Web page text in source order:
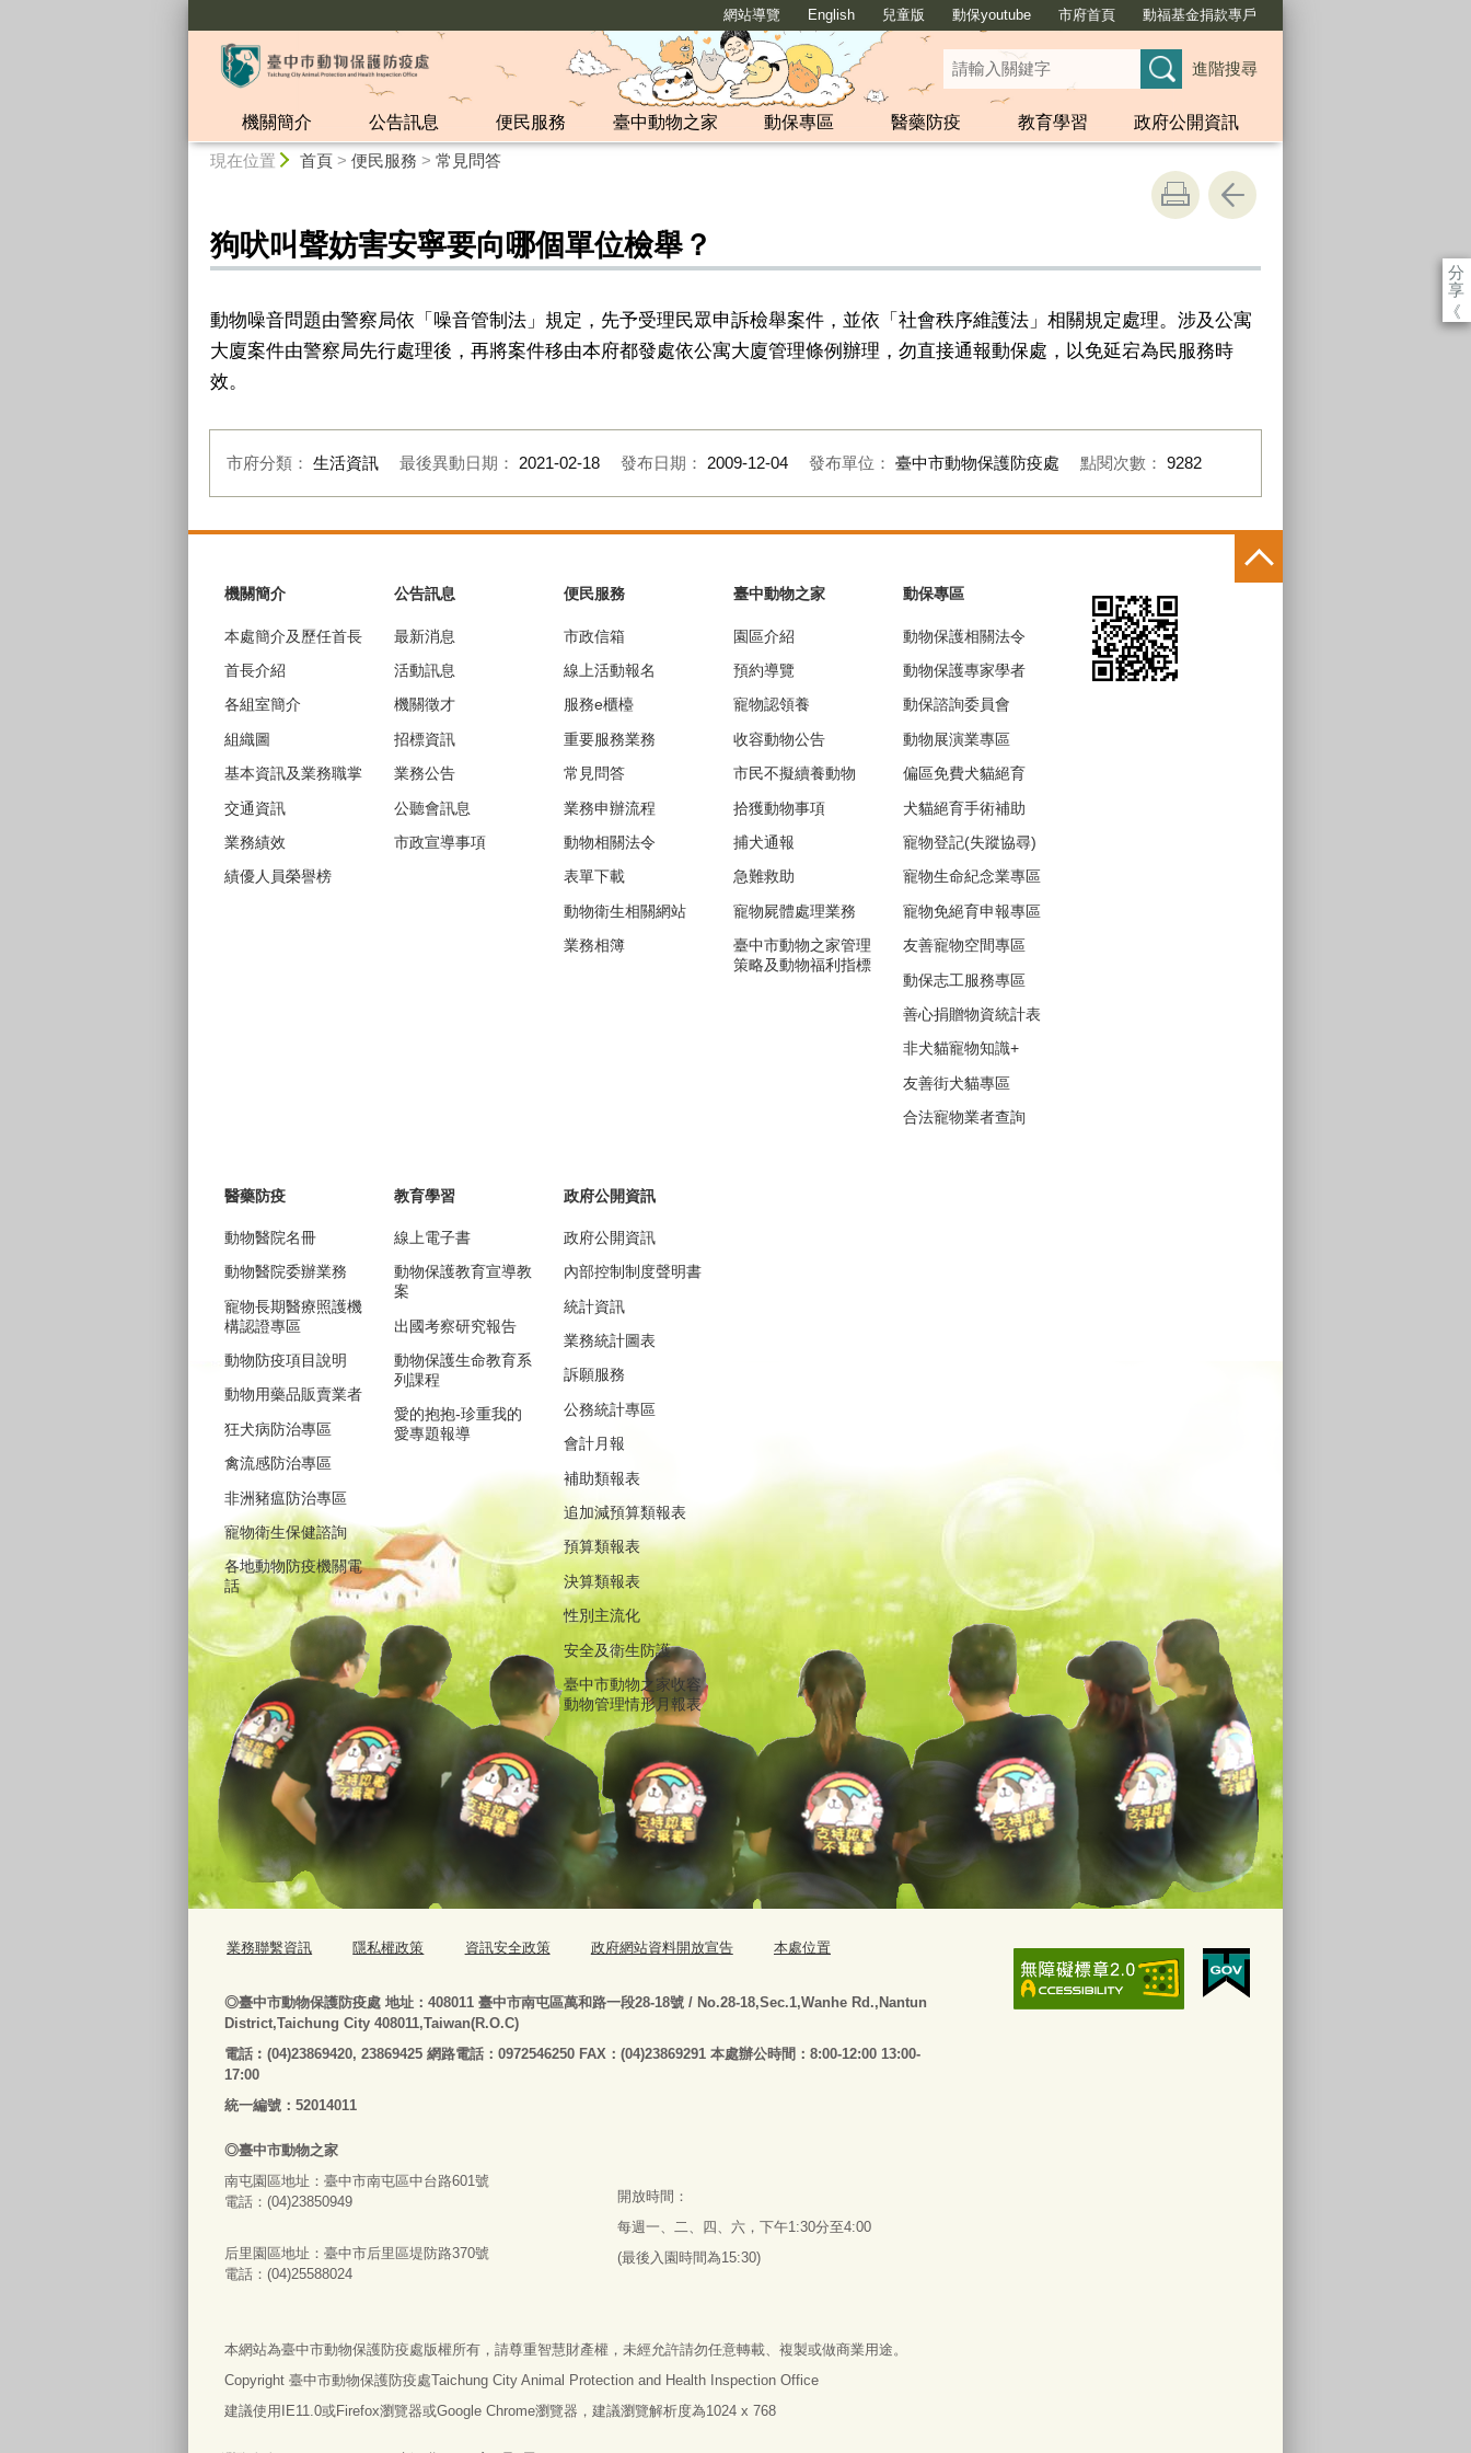
網站導覽 English 兒童版 動保youtube 市府首頁 動福基金捐款專戶
進階搜尋
機關簡介 公告訊息 便民服務 臺中動物之家 動保專區 醫藥防疫 教育學習
政府公開資訊
現在位置 首頁> 便民服務 > 常見問答
分
享
《
狗吠叫聲妨害安寧要向哪個單位檢舉？
動物噪音問題由警察局依「噪音管制法」規定，先予受理民眾申訴檢舉案件，並依「社會秩序維護法」相關規定處理。涉及公寓
大廈案件由警察局先行處理後，再將案件移由本府都發處依公寓大廈管理條例辦理，勿直接通報動保處，以免延宕為民服務時
效。
市府分類： 生活資訊 最後異動日期： 2021-02-18 發布日期： 2009-12-04 發布單位： 臺中市動物保護防疫處 點閱次數： 9282
機關簡介
本處簡介及歷任首長
首長介紹
各組室簡介
組織圖
基本資訊及業務職掌
交通資訊
業務績效
績優人員榮譽榜
公告訊息
最新消息
活動訊息
機關徵才
招標資訊
業務公告
公聽會訊息
市政宣導事項
便民服務
市政信箱
線上活動報名
服務e櫃檯
重要服務業務
常見問答
業務申辦流程
動物相關法令
表單下載
動物衛生相關網站
業務相簿
臺中動物之家
園區介紹
預約導覽
寵物認領養
收容動物公告
市民不擬續養動物
拾獲動物事項
捕犬通報
急難救助
寵物屍體處理業務
臺中市動物之家管理
策略及動物福利指標
動保專區
動物保護相關法令
動物保護專家學者
動保諮詢委員會
動物展演業專區
偏區免費犬貓絕育
犬貓絕育手術補助
寵物登記(失蹤協尋)
寵物生命紀念業專區
寵物免絕育申報專區
友善寵物空間專區
動保志工服務專區
善心捐贈物資統計表
非犬貓寵物知識+
友善街犬貓專區
合法寵物業者查詢
醫藥防疫
動物醫院名冊
動物醫院委辦業務
寵物長期醫療照護機
構認證專區
動物防疫項目說明
動物用藥品販賣業者
狂犬病防治專區
禽流感防治專區
非洲豬瘟防治專區
寵物衛生保健諮詢
各地動物防疫機關電
話
教育學習
線上電子書
動物保護教育宣導教
案
出國考察研究報告
動物保護生命教育系
列課程
愛的抱抱-珍重我的
愛專題報導
政府公開資訊
政府公開資訊
內部控制制度聲明書
統計資訊
業務統計圖表
訴願服務
公務統計專區
會計月報
補助類報表
追加減預算類報表
預算類報表
決算類報表
性別主流化
安全及衛生防護
臺中市動物之家收容
動物管理情形月報表
業務聯繫資訊 隱私權政策 資訊安全政策 政府網站資料開放宣告 本處位置
◎臺中市動物保護防疫處 地址：408011 臺中市南屯區萬和路一段28-18號 / No.28-18,Sec.1,Wanhe Rd.,Nantun
District,Taichung City 408011,Taiwan(R.O.C)
電話 ︰ (04)23869420, 23869425 網路電話：0972546250 FAX：(04)23869291 本處辦公時間：8:00-12:00 13:00-
17:00
統一編號：52014011
◎臺中市動物之家
南屯園區地址： 臺中市南屯區中台路601號
電話：(04)23850949
后里園區地址： 臺中市后里區堤防路370號
電話：(04)25588024
開放時間：
每週一、二、四、六，下午1:30分至4:00
(最後入園時間為15:30)
本網站為臺中市動物保護防疫處版權所有，請尊重智慧財產權，未經允許請勿任意轉載、複製或做商業用途。
Copyright 臺中市動物保護防疫處Taichung City Animal Protection and Health Inspection Office
建議使用IE11.0或Firefox瀏覽器或Google Chrome瀏覽器，建議瀏覽解析度為1024 x 768